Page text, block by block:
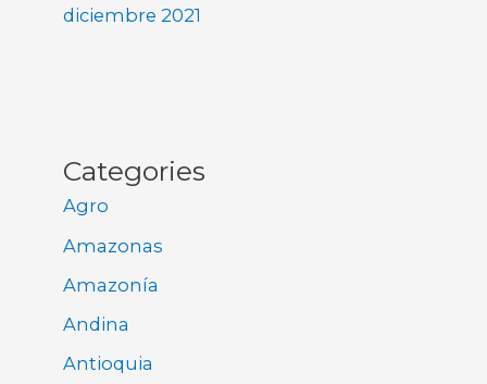
diciembre 2021
Categories
Agro
Amazonas
Amazonía
Andina
Antioquia